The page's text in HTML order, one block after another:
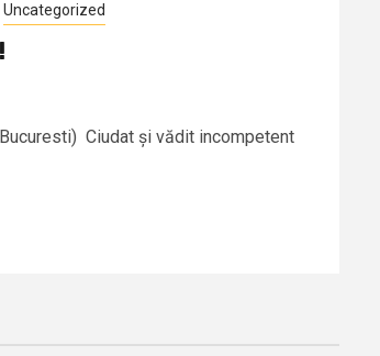
Uncategorized
Ciudat și vădit incompetent